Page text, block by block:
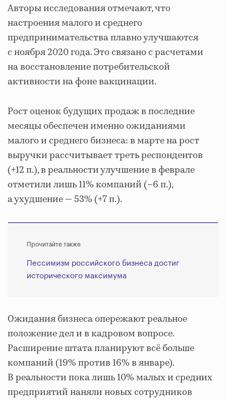
Авторы исследования отмечают, что
настроения малого и среднего
предпринимательства плавно улучшаются
с ноября 2020 года. Это связано с расчетами
на восстановление потребительской
активности на фоне вакцинации.
Рост оценок будущих продаж в последние
месяцы обеспечен именно ожиданиями
малого и среднего бизнеса: в марте на рост
выручки рассчитывает треть респондентов
(+12 п.), в реальности улучшение в феврале
отметили лишь 11% компаний (–6 п.),
а ухудшение — 53% (+7 п.).
Прочитайте также
Пессимизм российского бизнеса достиг
исторического максимума
Ожидания бизнеса опережают реальное
положение дел и в кадровом вопросе.
Расширение штата планируют всё больше
компаний (19% против 16% в январе).
В реальности пока лишь 10% малых и средних
предприятий наняли новых сотрудников